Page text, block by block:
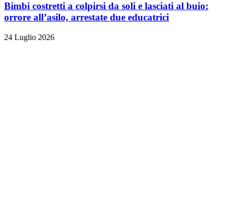
Bimbi costretti a colpirsi da soli e lasciati al buio:
orrore all’asilo, arrestate due educatrici
24 Luglio 2026